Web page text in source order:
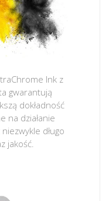
Ink z
gwarantują
dokładność
na działanie
długo
jakość.